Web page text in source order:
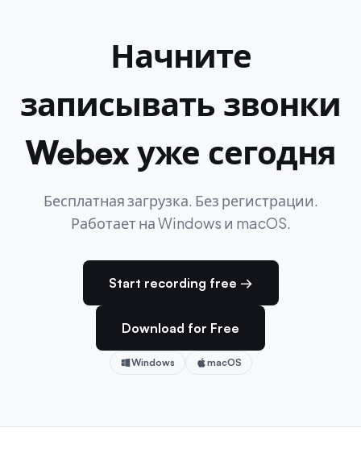
Начните
записывать звонки
Webex уже сегодня
Бесплатная загрузка. Без регистрации.
Работает на Windows и macOS.
Start recording free →
Download for Free
Windows macOS